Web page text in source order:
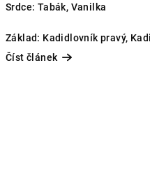
Srdce: Tabák, Vanilka
Základ: Kadidlovník pravý,
Číst článek